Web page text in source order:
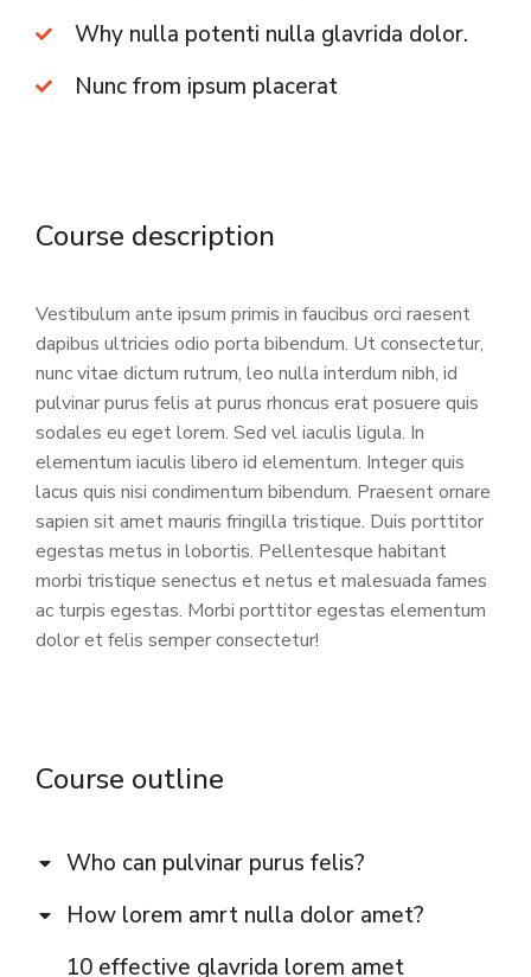
Why nulla potenti nulla glavrida dolor.
Nunc from ipsum placerat
Course description
Vestibulum ante ipsum primis in faucibus orci raesent
dapibus ultricies odio porta bibendum. Ut consectetur,
nunc vitae dictum rutrum, leo nulla interdum nibh, id
pulvinar purus felis at purus rhoncus erat posuere quis
sodales eu eget lorem. Sed vel iaculis ligula. In
elementum iaculis libero id elementum. Integer quis
lacus quis nisi condimentum bibendum. Praesent ornare
sapien sit amet mauris fringilla tristique. Duis porttitor
egestas metus in lobortis. Pellentesque habitant
morbi tristique senectus et netus et malesuada fames
ac turpis egestas. Morbi porttitor egestas elementum
dolor et felis semper consectetur!
Course outline
Who can pulvinar purus felis?
How lorem amrt nulla dolor amet?
10 effective glavrida lorem amet